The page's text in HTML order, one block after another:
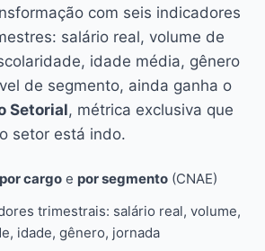
com seis indicadores
salário real, volume de
idade média, gênero
de segmento, ainda ganha o
Setorial, métrica exclusiva que
setor está indo.
cargo e por segmento (CNAE)
trimestrais: salário real, volume,
idade, gênero, jornada